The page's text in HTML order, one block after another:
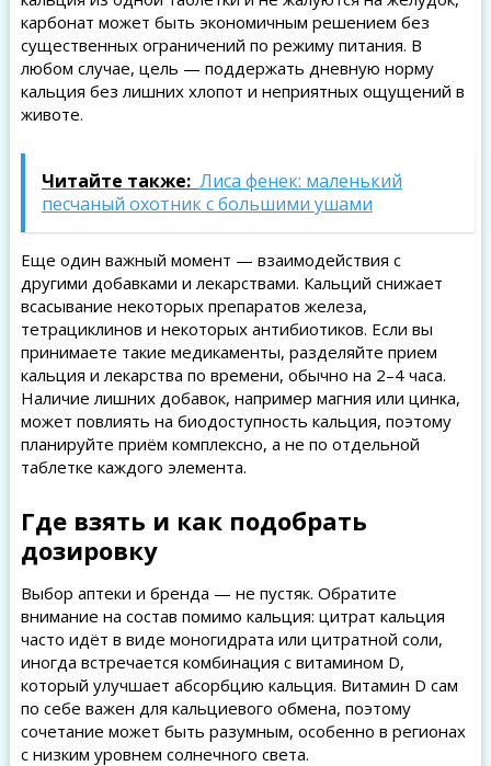
карбонат может быть экономичным решением без
существенных ограничений по режиму питания. В
любом случае, цель — поддержать дневную норму
кальция без лишних хлопот и неприятных ощущений в
животе.
Читайте также: Лиса фенек: маленький
песчаный охотник с большими ушами
Еще один важный момент — взаимодействия с
другими добавками и лекарствами. Кальций снижает
всасывание некоторых препаратов железа,
тетрациклинов и некоторых антибиотиков. Если вы
принимаете такие медикаменты, разделяйте прием
кальция и лекарства по времени, обычно на 2–4 часа.
Наличие лишних добавок, например магния или цинка,
может повлиять на биодоступность кальция, поэтому
планируйте приём комплексно, а не по отдельной
таблетке каждого элемента.
Где взять и как подобрать
дозировку
Выбор аптеки и бренда — не пустяк. Обратите
внимание на состав помимо кальция: цитрат кальция
часто идёт в виде моногидрата или цитратной соли,
иногда встречается комбинация с витамином D,
который улучшает абсорбцию кальция. Витамин D сам
по себе важен для кальциевого обмена, поэтому
сочетание может быть разумным, особенно в регионах
с низким уровнем солнечного света.